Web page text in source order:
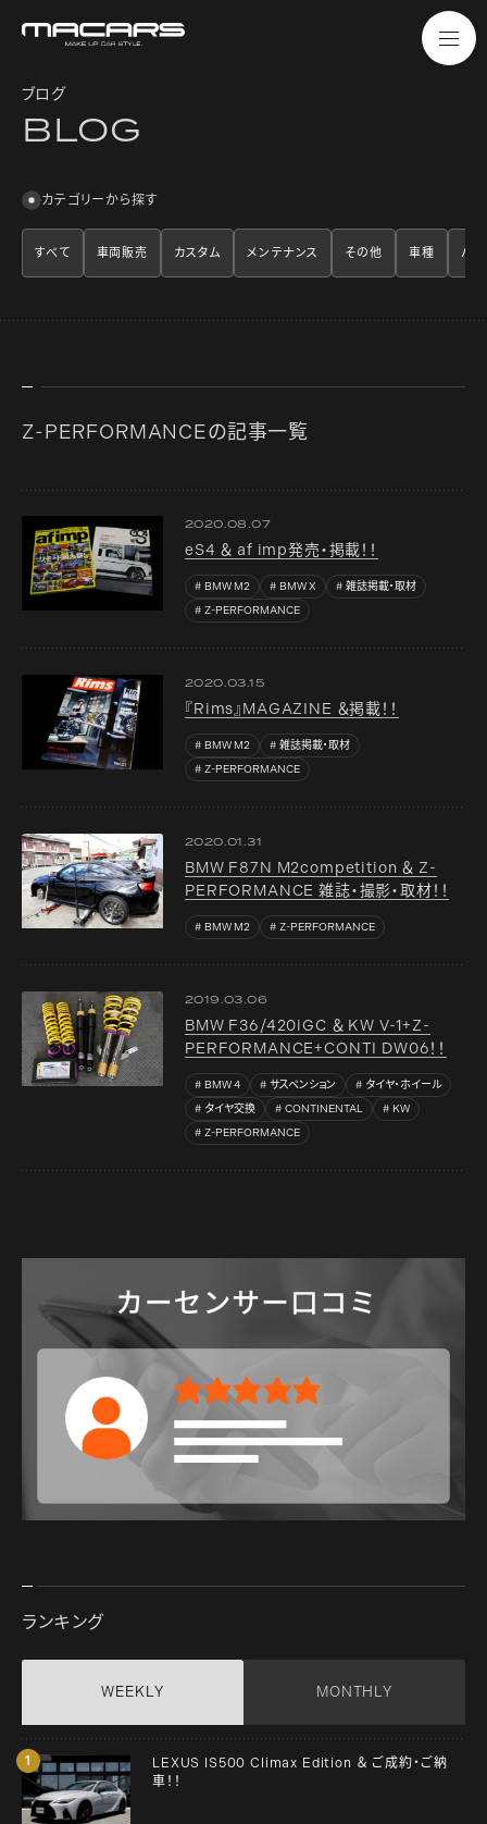
ブログ
BLOG
カテゴリーから探す
すべて 車両販売 カスタム メンテナンス その他 車種 パ
Z-PERFORMANCEの記事一覧
2020.08.07
eS4 ＆ af imp発売・掲載！！
BMW M2 BMW X
雑誌掲載・取材
Z-PERFORMANCE
2020.03.15
『Rims』MAGAZINE ＆掲載！！
BMW M2
雑誌掲載・取材
Z-PERFORMANCE
2020.01.31
BMW F87N M2competition ＆ Z-
PERFORMANCE 雑誌・撮影・取材！！
BMW M2 Z-PERFORMANCE
2019.03.06
BMW F36/420iGC ＆ KW V-1+Z-
PERFORMANCE+CONTI DW06！！
BMW 4 サスペンション
タイヤ・ホイール
タイヤ交換
CONTINENTAL
KW
Z-PERFORMANCE
ランキング
WEEKLY MONTHLY
LEXUS IS500 Climax Edition ＆ ご成約・ご納
車！！